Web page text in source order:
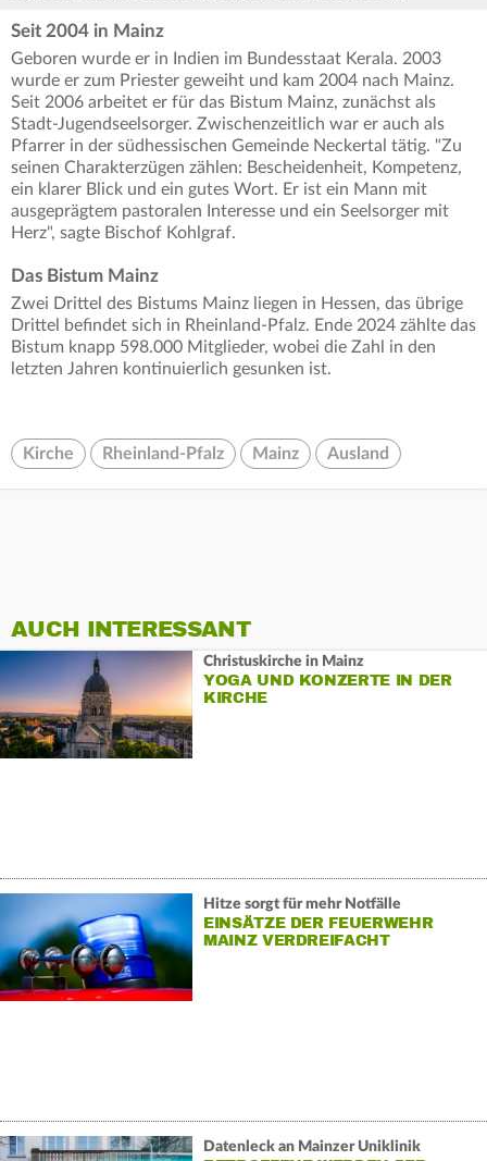
Seit 2004 in Mainz
Geboren wurde er in Indien im Bundesstaat Kerala. 2003
wurde er zum Priester geweiht und kam 2004 nach Mainz.
Seit 2006 arbeitet er für das Bistum Mainz, zunächst als
Stadt-Jugendseelsorger. Zwischenzeitlich war er auch als
Pfarrer in der südhessischen Gemeinde Neckertal tätig. "Zu
seinen Charakterzügen zählen: Bescheidenheit, Kompetenz,
ein klarer Blick und ein gutes Wort. Er ist ein Mann mit
ausgeprägtem pastoralen Interesse und ein Seelsorger mit
Herz", sagte Bischof Kohlgraf.
Das Bistum Mainz
Zwei Drittel des Bistums Mainz liegen in Hessen, das übrige
Drittel befindet sich in Rheinland-Pfalz. Ende 2024 zählte das
Bistum knapp 598.000 Mitglieder, wobei die Zahl in den
letzten Jahren kontinuierlich gesunken ist.
Kirche Rheinland-Pfalz Mainz Ausland
AUCH INTERESSANT
Christuskirche in Mainz
YOGA UND KONZERTE IN DER
KIRCHE
Hitze sorgt für mehr Notfälle
EINSÄTZE DER FEUERWEHR
MAINZ VERDREIFACHT
Datenleck an Mainzer Uniklinik